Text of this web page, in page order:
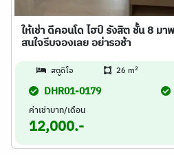
ให้เช่า ดีคอนโด ไฮป์ รังสิต ชั้น 8 ม
สนใจรีบจองเลย อย่ารอช้า
สตูดิโอ 26 m2
DHR01-0179
ค่าเช่าบาท/เดือน
12,000.-